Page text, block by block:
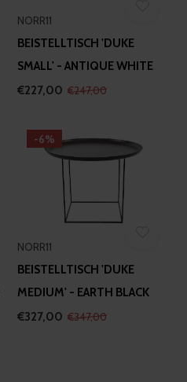
NORR11
BEISTELLTISCH 'DUKE
SMALL' - ANTIQUE WHITE
€227,00 €247,00
-6%
NORR11
BEISTELLTISCH 'DUKE
MEDIUM' - EARTH BLACK
€327,00 €347,00